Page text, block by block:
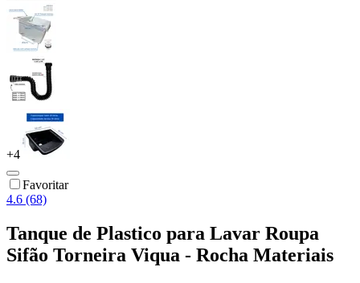
+4
Favoritar
4.6 (68)
Tanque de Plastico para Lavar Roupa
Sifão Torneira Viqua - Rocha Materiais